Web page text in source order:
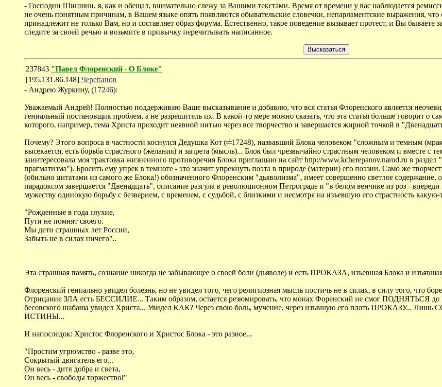
- Господин Шиншин, я, как и обещал, внимательно слежу за Вашими текстами. Время от времени у вас наблюдается
не очень понятным причинам, в Вашем языке опять появляются обывательские словечки, непарламентские выражения,
принадлежит не только Вам, но и составляет образ форума. Естественно, такое поведение вызывает протест, и Вы бываете
следите за своей речью и возьмите в привычку перечитывать написанное.
237843 "Павел Флоренский - О Блоке"
[195.131.86.148] Черепанов
- Андрею Журкину, (17246):
Уважаемый Андрей! Полностью поддерживаю Ваше высказывание и добавлю, что вся статья Флоренского является
гениальный постановщик проблем, а не разрешитель их. В какой-то мере можно сказать, что эта статья больше говорит о
которого, например, тема Христа проходит неявной нитью через все творчество и завершается жирной точкой в
Почему? Этого вопроса в частности коснулся Дедушка Кот (╧17248), назвавший Блока человеком "сложным и темным
высекается, есть борьба страстного (желания) и запрета (мысль)... Блок был чрезвычайно страстным человеком и вместе с
заинтересовала моя трактовка жизненного противоречия Блока приглашаю на сайт http://www.kcherepanov.narod.ru в
прагматизма"). Бросить ему упрек в темноте - это значит упрекнуть поэта в природе (материи) его поэзии. Само же
(обильно цитатами из самого же Блока!) обозначенного Флоренским "дьяволизма", имеет совершенно светлое
парадоксом завершается "Двенадцать", описание разгула в революционном Петрограде и "в белом венчике из роз -
мужеству одинокую борьбу с безверием, с временем, с судьбой, с близкими и несмотря на изъевшую его страстность
"Рожденные в года глухие,
Пути не помнят своего.
Мы дети страшных лет России,
Забыть не в силах ничего"..
Эта страшная память, сознание никогда не забывающее о своей боли (дьяволе) и есть ПРОКАЗА, изъевшая Блока и
Флоренский гениально увидел болезнь, но не увидел того, чего религиозная мысль постичь не в силах, в силу того, что
Отрицание ЗЛА есть БЕССИЛИЕ... Таким образом, остается резюмировать, что монах Форенский не смог ПОДНЯТЬСЯ до
бесовского шабаша увидел Христа... Увидел КАК? Через свою боль, мучение, через изъвшую его плоть ПРОКАЗУ...
ИСТИНЫ...
И напоследок: Христос Флоренского и Христос Блока - это разное...
"Простим угрюмство - разве это,
Сокрытый двигатель его...
Он весь - дитя добра и света,
Он весь - свободы торжество!"